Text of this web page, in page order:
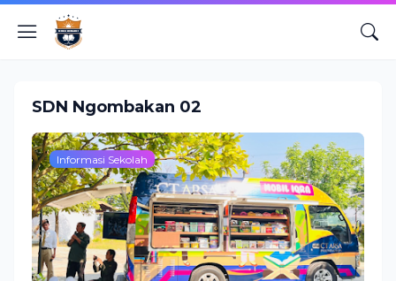
SDN Ngombakan 02
Informasi Sekolah